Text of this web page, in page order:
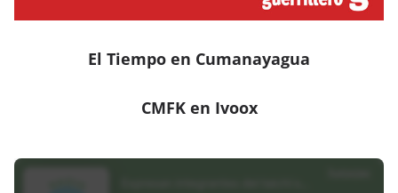
El Tiempo en Cumanayagua
CMFK en Ivoox